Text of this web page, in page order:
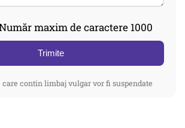
maxim de caractere 1000
Trimite
contin limbaj vulgar vor fi suspendate